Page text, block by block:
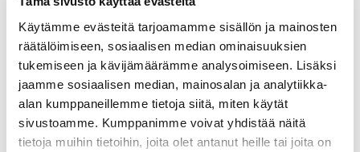
Käytämme evästeitä tarjoamamme sisällön ja mainosten
räätälöimiseen, sosiaalisen median ominaisuuksien
tukemiseen ja kävijämäärämme analysoimiseen. Lisäksi
jaamme sosiaalisen median, mainosalan ja analytiikka-
alan kumppaneillemme tietoja siitä, miten käytät
sivustoamme. Kumppanimme voivat yhdistää näitä
tietoja muihin tietoihin, joita olet antanut heille tai joita on
(palkitaan 3 parasta paria). Käytössä yhden palkinnon
sääntö.
HINTA
: 55e/henkilö. Pelioikeuden haltijat 25e/henkilö.
Kertapelioikeuden käyttäjä: lippu + 30e. Kilpailumaksu
sisältää keittolounaan.
Ilmoittautuminen(nimi, kotiseura, tasoitus ja